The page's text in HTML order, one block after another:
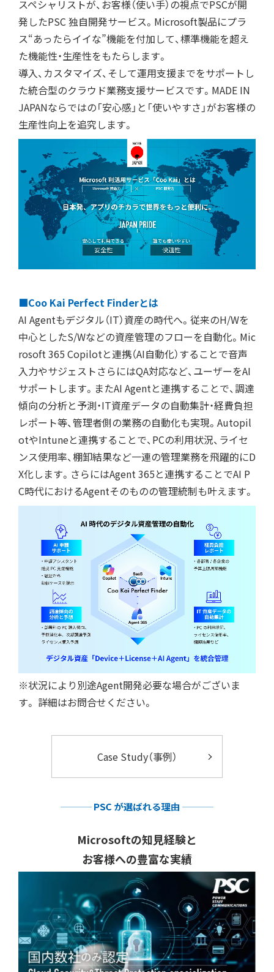
スペシャリストが、お客様（使い手）の視点でPSCが開
発したPSC 独自開発サービス。Microsoft製品にプラ
ス“あったらイイな”機能を付加して、標準機能を超え
た機能性・生産性をもたらします。
導入、カスタマイズ、そして運用支援までをサポートし
た統合型のクラウド業務支援サービスです。MADE IN
JAPANならではの「安心感」と「使いやすさ」がお客様の
生産性向上を追究します。
■Coo Kai Perfect Finderとは
AI Agentもデジタル（IT）資産の時代へ。従来のH/Wを
中心としたS/Wなどの資産管理のフローを自動化。Mic
rosoft 365 Copilotと連携（AI自動化）することで音声
入力やサジェストさらにはQA対応など、ユーザーをAI
サポートします。またAI Agentと連携することで、調達
傾向の分析と予測・IT資産データの自動集計・経費負担
レポート等、管理者側の業務の自動化も実現。Autopil
otやIntuneと連携することで、PCの利用状況、ライセ
ンス使用率、棚卸結果など一連の管理業務を飛躍的にD
X化します。さらにはAgent 365と連携することでAI P
C時代におけるAgentそのものの管理統制も叶えます。
※状況により別途Agent開発必要な場合がございま
す。 詳細はお問合せください。
Case Study（事例）
Microsoftの知見経験と
お客様への豊富な実績